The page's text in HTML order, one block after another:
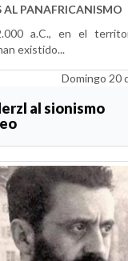
AL PANAFRICANISMO
a.C., en el
existido...
Domingo 20
al sionismo